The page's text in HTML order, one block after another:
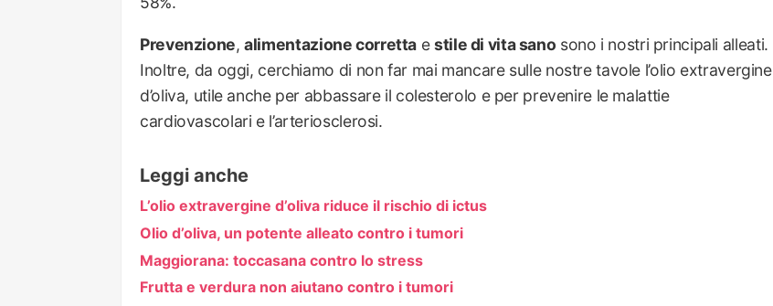
Prevenzione,alimentazione corretta estile di vita sano sono i nostri principali alleati.
Inoltre, da oggi, cerchiamo di non far mai mancare sulle nostre tavole l’olio extravergine
d’oliva, utile anche per abbassare il colesterolo e per prevenire le malattie
cardiovascolari e l’arteriosclerosi.
Leggi anche
L’olio extravergine d’oliva riduce il rischio di ictus
Olio d’oliva, un potente alleato contro i tumori
Maggiorana: toccasana contro lo stress
Frutta e verdura non aiutano contro i tumori